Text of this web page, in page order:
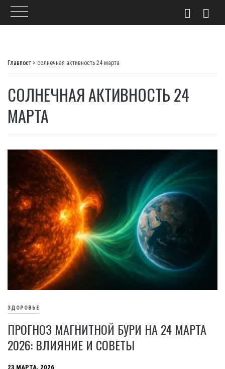
Главпост > солнечная активность 24 марта
СОЛНЕЧНАЯ АКТИВНОСТЬ 24
МАРТА
ЗДОРОВЬЕ
ПРОГНОЗ МАГНИТНОЙ БУРИ НА 24 МАРТА
2026: ВЛИЯНИЕ И СОВЕТЫ
23 МАРТА, 2026